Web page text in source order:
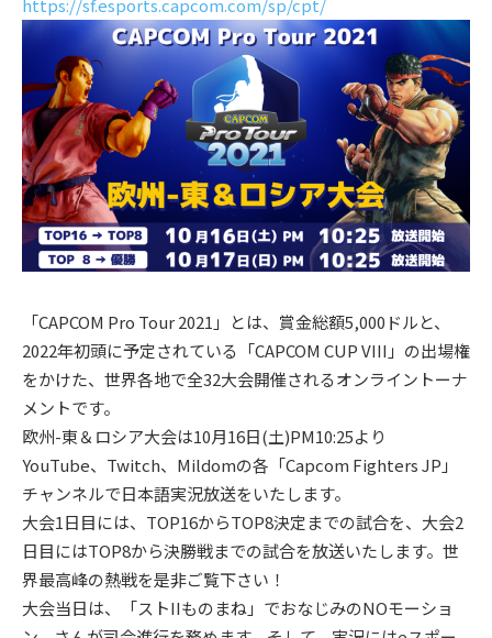
「CAPCOM Pro Tour 2021」とは、賞⾦総額5,000ドルと、
2022年初頭に予定されている「CAPCOM CUP VIII」の出場権
をかけた、世界各地で全32⼤会開催されるオンライントーナ
メントです。
欧州-東＆ロシア大会は10⽉16⽇(土)PM10:25より
YouTube、Twitch、Mildomの各「Capcom Fighters JP」
チャンネルで⽇本語実況放送をいたします。
⼤会1⽇⽬には、TOP16からTOP8決定までの試合を、⼤会2
⽇⽬にはTOP8から決勝戦までの試合を放送いたします。世
界最⾼峰の熱戦を是⾮ご覧下さい！
⼤会当⽇は、「ストIIものまね」でおなじみのNOモーショ